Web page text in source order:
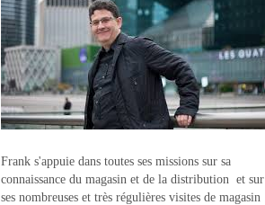
Frank s'appuie dans toutes ses missions sur sa
connaissance du magasin et de la distribution et sur
ses nombreuses et très régulières visites de magasin